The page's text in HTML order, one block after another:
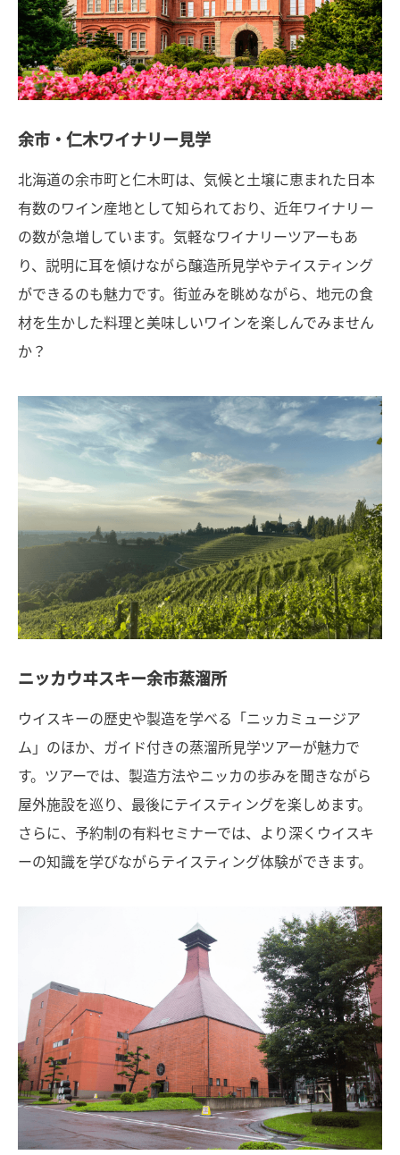
余市・仁木ワイナリー見学
北海道の余市町と仁木町は、気候と土壌に恵まれた日本
有数のワイン産地として知られており、近年ワイナリー
の数が急増しています。気軽なワイナリーツアーもあ
り、説明に耳を傾けながら醸造所見学やテイスティング
ができるのも魅力です。街並みを眺めながら、地元の食
材を生かした料理と美味しいワインを楽しんでみません
か？
ニッカウヰスキー余市蒸溜所
ウイスキーの歴史や製造を学べる「ニッカミュージア
ム」のほか、ガイド付きの蒸溜所見学ツアーが魅力で
す。ツアーでは、製造方法やニッカの歩みを聞きながら
屋外施設を巡り、最後にテイスティングを楽しめます。
さらに、予約制の有料セミナーでは、より深くウイスキ
ーの知識を学びながらテイスティング体験ができます。